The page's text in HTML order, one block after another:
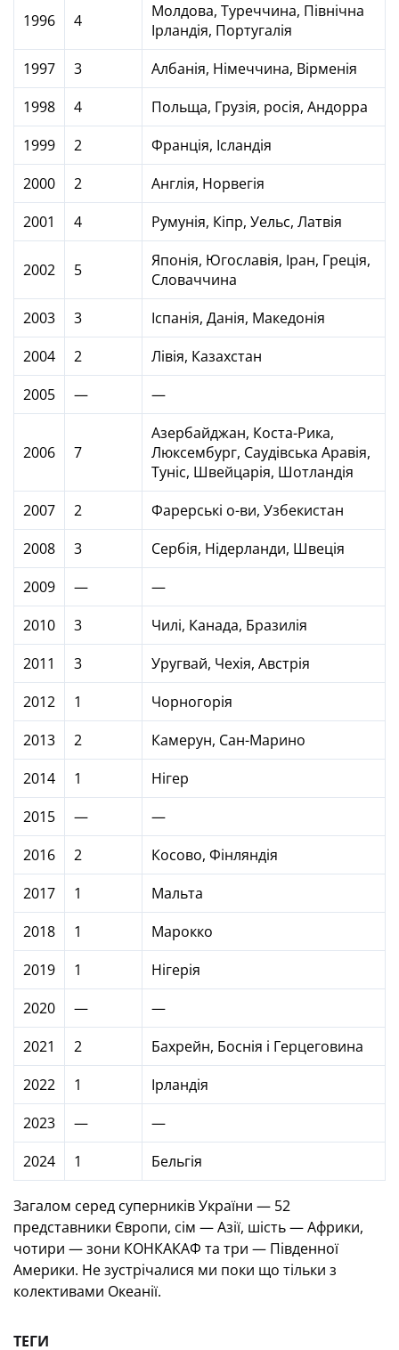
1996 4
Молдова, Туреччина, Північна
Ірландія, Португалія
1997
3
Албанія, Німеччина, Вірменія
1998
4
Польща, Грузія, росія, Андорра
1999
2
Франція, Ісландія
2000
2
Англія, Норвегія
2001
4 Румунія, Кіпр, Уельс, Латвія
2002 5
Японія, Югославія, Іран, Греція,
Словаччина
2003
3
Іспанія, Данія, Македонія
2004
2
Лівія, Казахстан
2005
— —
2006 7
Азербайджан, Коста-Рика,
Люксембург, Саудівська Аравія,
Туніс, Швейцарія, Шотландія
2007
2
Фарерські о-ви, Узбекистан
2008
3
Сербія, Нідерланди, Швеція
2009
—
—
2010
3
Чилі, Канада, Бразилія
2011
3
Уругвай, Чехія, Австрія
2012
1
Чорногорія
2013
2
Камерун, Сан-Марино
2014
1
Нігер
2015
—
—
2016
2
Косово, Фінляндія
2017
1
Мальта
2018
1
Марокко
2019
1
Нігерія
2020
—
—
2021
2
Бахрейн, Боснія і Герцеговина
2022
1
Ірландія
2023
—
—
2024
1 Бельгія
Загалом серед суперників України — 52
представники Європи, сім — Азії, шість — Африки,
чотири — зони КОНКАКАФ та три — Південної
Америки. Не зустрічалися ми поки що тільки з
колективами Океанії.
ТЕГИ